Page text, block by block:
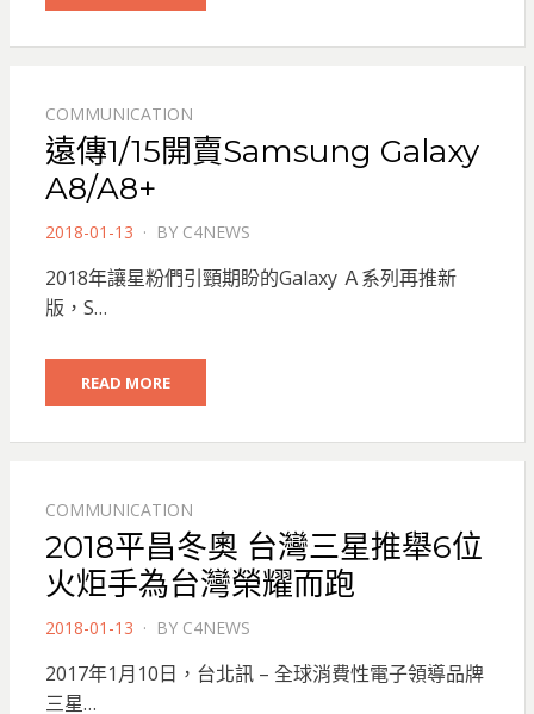
COMMUNICATION
遠傳1/15開賣Samsung Galaxy
A8/A8+
POSTED
2018-01-13 BY C4NEWS
2018年讓星粉們引頸期盼的Galaxy Ａ系列再推新
版，S…
READ MORE
COMMUNICATION
2018平昌冬奧 台灣三星推舉6位
火炬手為台灣榮耀而跑
POSTED
2018-01-13 BY C4NEWS
2017年1月10日，台北訊 – 全球消費性電子領導品牌
三星…